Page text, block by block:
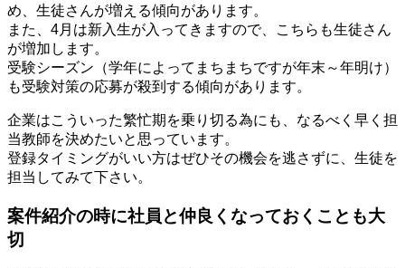
め、生徒さんが増える傾向があります。
また、4月は新入生が入ってきますので、こちらも生徒さん
が増加します。
受験シーズン（学年によってまちまちですが年末～年明け）
も受験対策の応募が殺到する傾向があります。
企業はこういった繁忙期を乗り切る為にも、なるべく早く担
当教師を決めたいと思っています。
登録タイミングがいい方はぜひその機会を逃さずに、生徒を
担当してみて下さい。
案件紹介の時に社員と仲良くなっておくことも大
切